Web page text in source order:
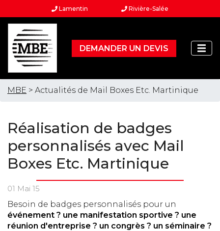
Lamentin Rivière-Salée
DEMANDER UN DEVIS
MBE > Actualités de Mail Boxes Etc. Martinique
Réalisation de badges
personnalisés avec Mail
Boxes Etc. Martinique
01 Mai 15
Besoin de badges personnalisés pour un
événement ? une manifestation sportive ? une
réunion d'entreprise ? un congrès ? un séminaire ?